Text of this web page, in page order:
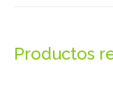
Productos